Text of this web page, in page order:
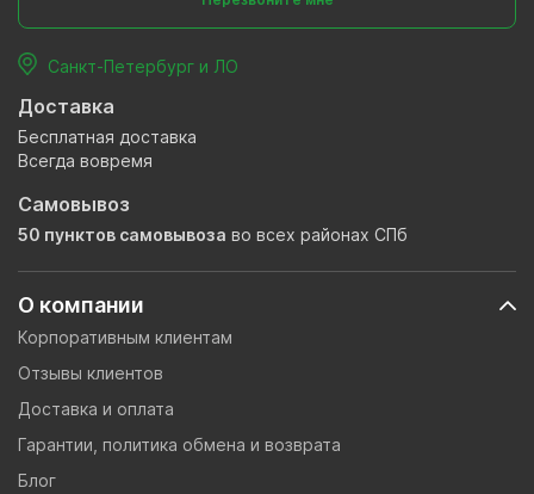
О компании
Корпоративным клиентам
Отзывы клиентов
Доставка и оплата
Гарантии, политика обмена и возврата
Блог
Санкт-Петербург и ЛО
Доставка
Бесплатная доставка
Всегда вовремя
Самовывоз
50 пунктов самовывоза во всех районах СПб